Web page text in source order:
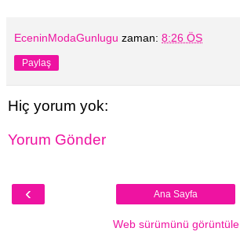
EceninModaGunlugu zaman: 8:26 ÖS
Paylaş
Hiç yorum yok:
Yorum Gönder
‹ Ana Sayfa
Web sürümünü görüntüle